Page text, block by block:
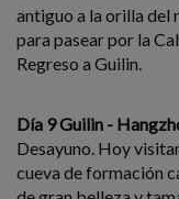
antiguo a la orilla del
para pasear por la
Regreso a Guilin.
Día 9 Guilin -
Desayuno. Hoy
cueva de formación